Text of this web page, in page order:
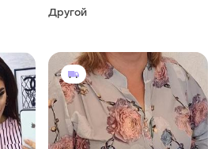
Другой